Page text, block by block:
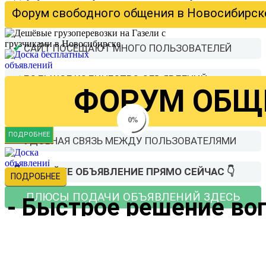
0%
Доска бесплатных объявлений в
✔САЙТ ПОСЕЩАЮТ МНОГО ПОЛЬЗОВАТЕЛЕЙ
✔БОЛЬШОЕ КОЛИЧЕСТВО ОБЪЯВЛЕНИЙ
ЛИЧНЫЙ КАБИНЕТ С ОБЪЯВЛЕНИЯМИ
✔УДОБНАЯ СВЯЗЬ МЕЖДУ ПОЛЬЗОВАТЕЛЯМИ
👇 ПОДАЙТЕ ОБЪЯВЛЕНИЕ ПРЯМО СЕЙЧАС 👇
ПЛЮСЫ ПОДАЧИ ОБЪЯВЛЕНИЙ ЗДЕСЬ
Форум свободного общения в
ФОРУМ
ПОДРОБНЕЕ
ПОДРОБНЕЕ
- Быстрое решение
0%